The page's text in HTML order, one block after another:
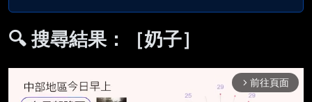
🔍 搜尋結果：［奶子］
arrow_forward_ios 前往頁面